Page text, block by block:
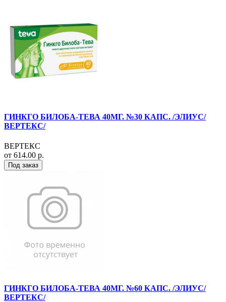
ГИНКГО БИЛОБА-ТЕВА 40МГ. №30 КАПС. /ЭЛИУС/
ВЕРТЕКС/
ВЕРТЕКС
от 614.00 р.
Под заказ
ГИНКГО БИЛОБА-ТЕВА 40МГ. №60 КАПС. /ЭЛИУС/
ВЕРТЕКС/